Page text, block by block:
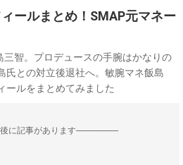
ールまとめ！SMAP元マネー
三智。プロデュースの手腕はかなりの
氏との対立後退社へ。敏腕マネ飯島
ールをまとめてみました
後に記事があります--------------------